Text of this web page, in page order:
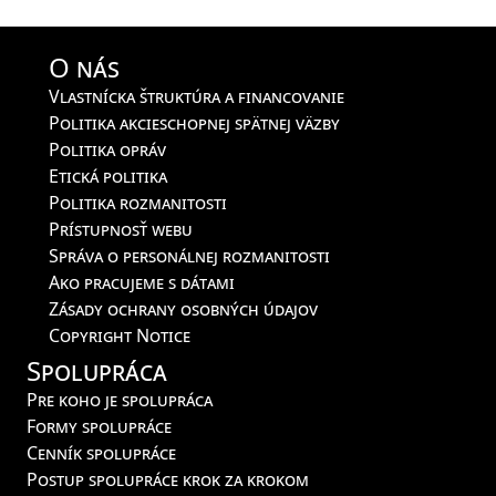
O nás
Vlastnícka štruktúra a financovanie
Politika akcieschopnej spätnej väzby
Politika opráv
Etická politika
Politika rozmanitosti
Prístupnosť webu
Správa o personálnej rozmanitosti
Ako pracujeme s dátami
Zásady ochrany osobných údajov
Copyright Notice
Spolupráca
Pre koho je spolupráca
Formy spolupráce
Cenník spolupráce
Postup spolupráce krok za krokom